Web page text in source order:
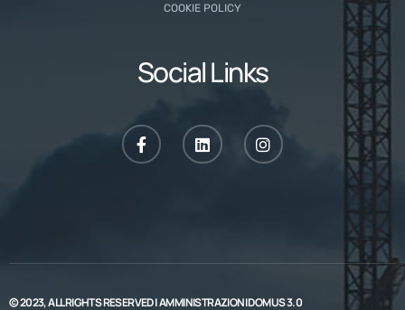
COOKIE POLICY
Social Links
© 2023, ALL RIGHTS RESERVED |AMMINISTRAZIONI DOMUS 3.0